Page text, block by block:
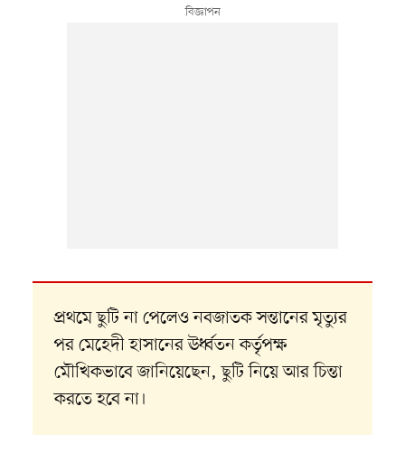
প্রথমে ছুটি না পেলেও নবজাতক সন্তানের মৃত্যুর
পর মেহেদী হাসানের ঊর্ধ্বতন কর্তৃপক্ষ
মৌখিকভাবে জানিয়েছেন, ছুটি নিয়ে আর চিন্তা
করতে হবে না।